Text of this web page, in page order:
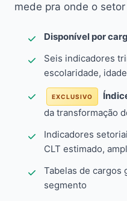
mede pra onde o
Disponível por
Seis indicadores
escolaridade,
EXCLUSIVO
da transformação
Indicadores
CLT estimado,
Tabelas de cargos
segmento